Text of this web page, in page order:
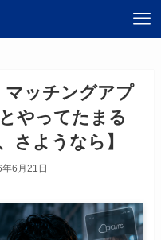
マッチングアプ
やってたまる
さようなら】
6月21日